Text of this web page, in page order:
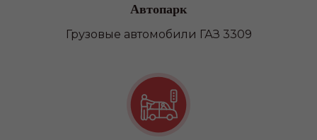
Автопарк
Грузовые автомобили ГАЗ 3309